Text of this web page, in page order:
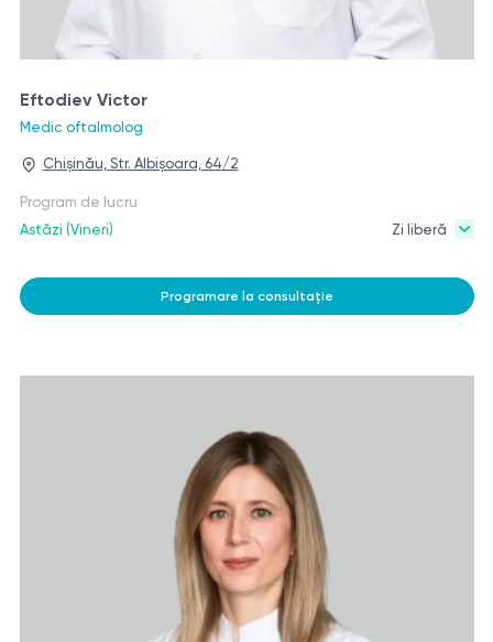
Eftodiev Victor
Medic oftalmolog
Chișinău, Str. Albișoara, 64/2
Program de lucru
Astăzi (Vineri)
Zi liberă
Programare la consultație